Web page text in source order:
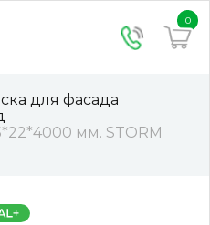
0
для фасада
мм. STORM